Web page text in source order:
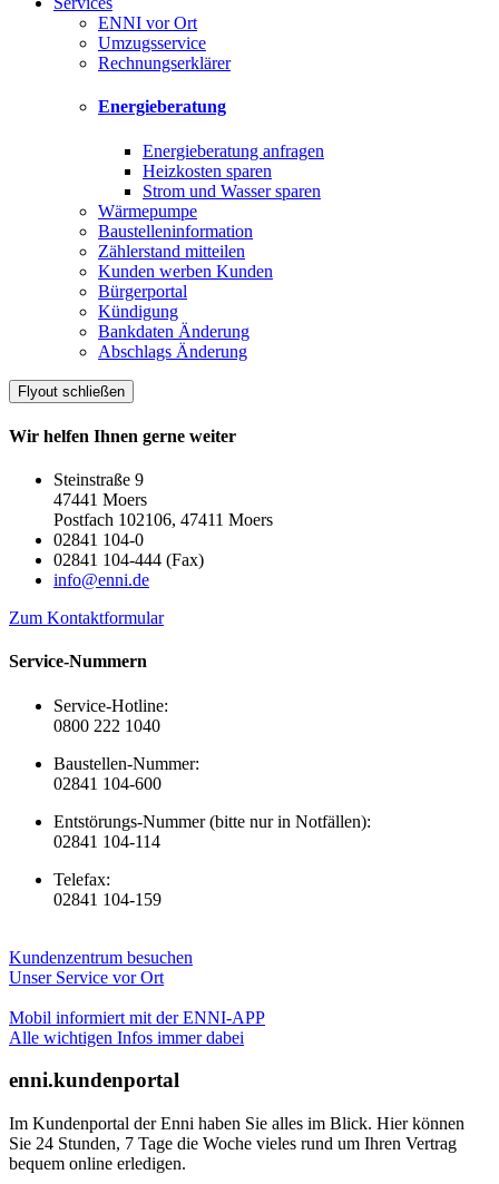
ENNI vor Ort
Umzugsservice
Rechnungserklärer
Energieberatung
Energieberatung anfragen
Heizkosten sparen
Strom und Wasser sparen
Wärmepumpe
Baustelleninformation
Zählerstand mitteilen
Kunden werben Kunden
Bürgerportal
Kündigung
Bankdaten Änderung
Abschlags Änderung
Flyout schließen
Wir helfen Ihnen gerne weiter
Steinstraße 9
47441 Moers
Postfach 102106, 47411 Moers
02841 104-0
02841 104-444 (Fax)
info@enni.de
Zum Kontaktformular
Service-Nummern
Service-Hotline:
0800 222 1040
Baustellen-Nummer:
02841 104-600
Entstörungs-Nummer (bitte nur in Notfällen):
02841 104-114
Telefax:
02841 104-159
Kundenzentrum besuchen
Unser Service vor Ort
Mobil informiert mit der ENNI-APP
Alle wichtigen Infos immer dabei
enni.kundenportal
Im Kundenportal der Enni haben Sie alles im Blick. Hier können
Sie 24 Stunden, 7 Tage die Woche vieles rund um Ihren Vertrag
bequem online erledigen.